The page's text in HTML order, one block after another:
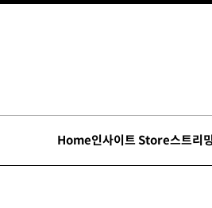
Home인사이트 Store스트리